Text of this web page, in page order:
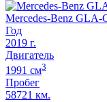
Mercedes-Benz GLA-
Год
2019 г.
Двигатель
1991 cм3
Пробег
58721 км.